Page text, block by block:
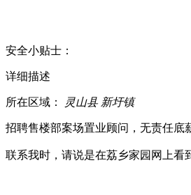
安全小贴士：
详细描述
所在区域： 灵山县 新圩镇
招聘售楼部案场置业顾问，无责任底
联系我时，请说是在荔乡家园网上看